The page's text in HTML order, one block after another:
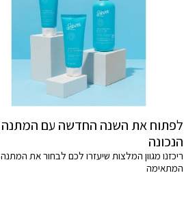
לפתוח את השנה החדשה עם המתנה
הנכונה
ריכזנו מגוון המלצות שיעזרו לכם לבחור את המתנה
המתאימה